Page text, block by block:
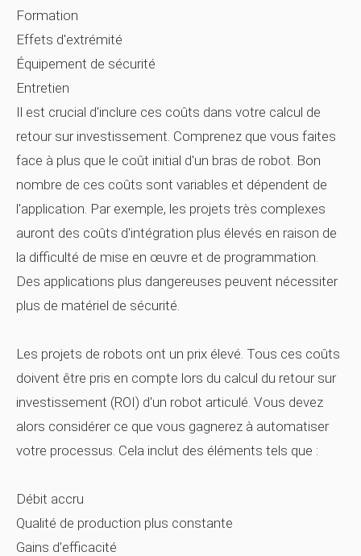
Formation
Effets d'extrémité
Équipement de sécurité
Entretien
Il est crucial d'inclure ces coûts dans votre calcul de
retour sur investissement. Comprenez que vous faites
face à plus que le coût initial d'un bras de robot. Bon
nombre de ces coûts sont variables et dépendent de
l'application. Par exemple, les projets très complexes
auront des coûts d'intégration plus élevés en raison de
la difficulté de mise en œuvre et de programmation.
Des applications plus dangereuses peuvent nécessiter
plus de matériel de sécurité.
Les projets de robots ont un prix élevé. Tous ces coûts
doivent être pris en compte lors du calcul du retour sur
investissement (ROI) d'un robot articulé. Vous devez
alors considérer ce que vous gagnerez à automatiser
votre processus. Cela inclut des éléments tels que :
Débit accru
Qualité de production plus constante
Gains d'efficacité